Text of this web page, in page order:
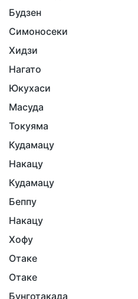
Будзен
Симоносеки
Хидзи
Нагато
Юкухаси
Масуда
Токуяма
Кудамацу
Накацу
Кудамацу
Беппу
Накацу
Хофу
Отаке
Отаке
Бунготакада